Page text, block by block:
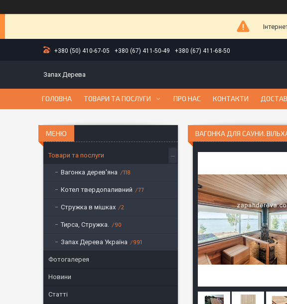
+380 (50) 410-67-05 +380 (67) 411-50-49 +380 (67) 411-68-50
Запах Дерева
ГОЛОВНА ТОВАРИ ТА ПОСЛУГИ ПРО НАС КОНТАКТИ
ВАГОНКА ДЛЯ САУНИ.
Товари та послуги
Вагонка дерев'яна 118
Котел твердопаливний 77
Стружка в мішках 2
Тирса, Стружка. 90
Запах Дерева Україна 991
Фотогалерея
Новини
Статті